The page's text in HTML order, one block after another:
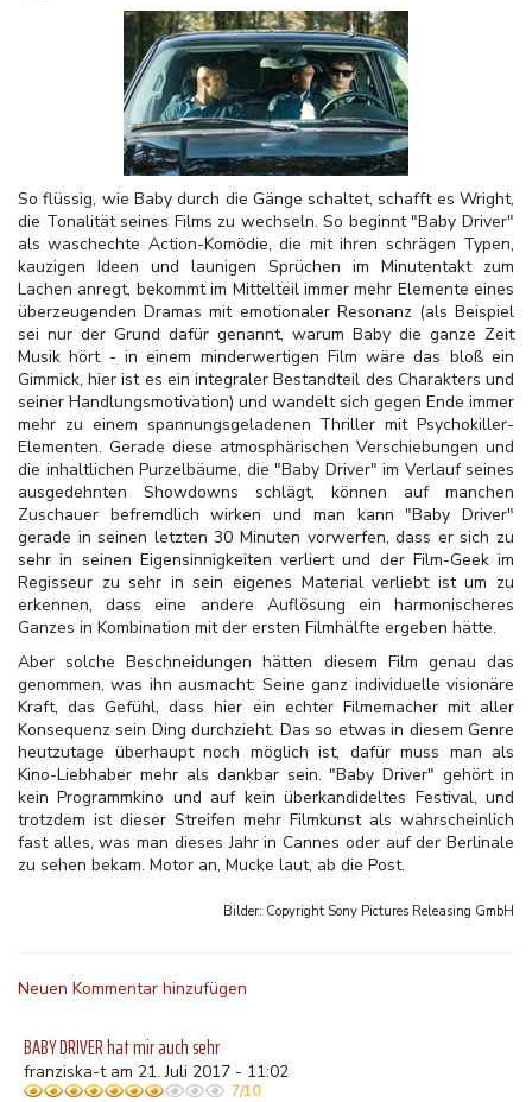
So flüssig, wie Baby durch die Gänge schaltet, schafft es Wright,
die Tonalität seines Films zu wechseln. So beginnt "Baby Driver"
als waschechte Action-Komödie, die mit ihren schrägen Typen,
kauzigen Ideen und launigen Sprüchen im Minutentakt zum
Lachen anregt, bekommt im Mittelteil immer mehr Elemente eines
überzeugenden Dramas mit emotionaler Resonanz (als Beispiel
sei nur der Grund dafür genannt, warum Baby die ganze Zeit
Musik hört - in einem minderwertigen Film wäre das bloß ein
Gimmick, hier ist es ein integraler Bestandteil des Charakters und
seiner Handlungsmotivation) und wandelt sich gegen Ende immer
mehr zu einem spannungsgeladenen Thriller mit Psychokiller-
Elementen. Gerade diese atmosphärischen Verschiebungen und
die inhaltlichen Purzelbäume, die "Baby Driver" im Verlauf seines
ausgedehnten Showdowns schlägt, können auf manchen
Zuschauer befremdlich wirken und man kann "Baby Driver"
gerade in seinen letzten 30 Minuten vorwerfen, dass er sich zu
sehr in seinen Eigensinnigkeiten verliert und der Film-Geek im
Regisseur zu sehr in sein eigenes Material verliebt ist um zu
erkennen, dass eine andere Auflösung ein harmonischeres
Ganzes in Kombination mit der ersten Filmhälfte ergeben hätte.
Aber solche Beschneidungen hätten diesem Film genau das
genommen, was ihn ausmacht: Seine ganz individuelle visionäre
Kraft, das Gefühl, dass hier ein echter Filmemacher mit aller
Konsequenz sein Ding durchzieht. Das so etwas in diesem Genre
heutzutage überhaupt noch möglich ist, dafür muss man als
Kino-Liebhaber mehr als dankbar sein."Baby Driver" gehört in
kein Programmkino und auf kein überkandideltes Festival, und
trotzdem ist dieser Streifen mehr Filmkunst als wahrscheinlich
fast alles, was man dieses Jahr in Cannes oder auf der Berlinale
zu sehen bekam. Motor an, Mucke laut, ab die Post.
Bilder: Copyright Sony Pictures Releasing GmbH
Neuen Kommentar hinzufügen
BABY DRIVER hat mir auch sehr
franziska-t am 21. Juli 2017 - 11:02
7/10